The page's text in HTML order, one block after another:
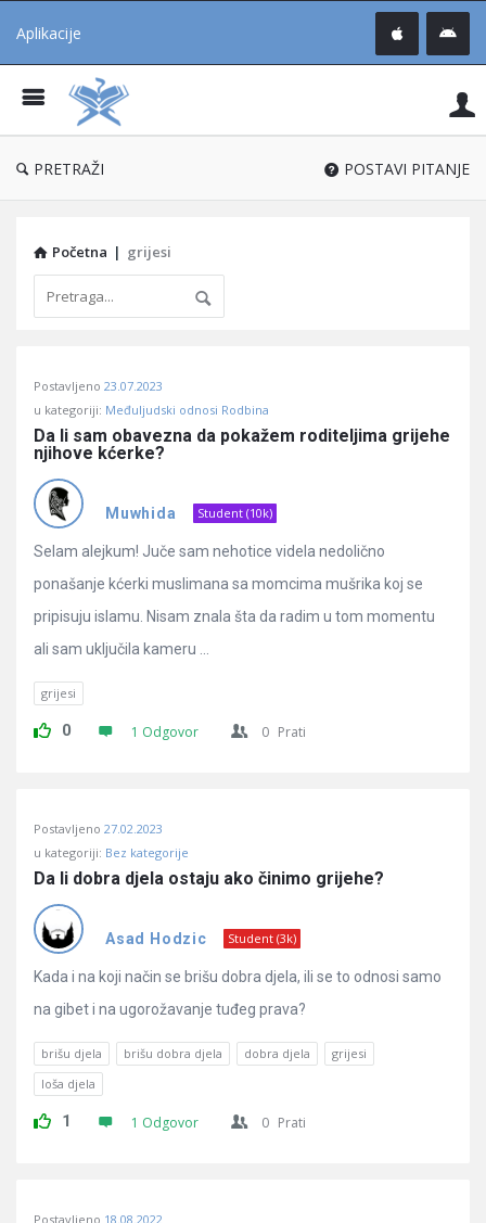
Aplikacije
®
PRETRAŽI POSTAVI PITANJE
Početna | grijesi
Učene
Latest
Pitanja
Postavljeno 23.07.2023
u kategoriji: Međuljudski odnosi Rodbina
Da li sam obavezna da pokažem roditeljima grijehe
njihove kćerke?
Muwhida Student (10k)
Selam alejkum! Juče sam nehotice videla nedolično
ponašanje kćerki muslimana sa momcima mušrika koj se
pripisuju islamu. Nisam znala šta da radim u tom momentu
ali sam uključila kameru ...
grijesi
0 1 Odgovor 0 Prati
Postavljeno 27.02.2023
u kategoriji: Bez kategorije
Da li dobra djela ostaju ako činimo grijehe?
Asad Hodzic Student (3k)
Kada i na koji način se brišu dobra djela, ili se to odnosi samo
na gibet i na ugorožavanje tuđeg prava?
brišu djela brišu dobra djela dobra djela
grijesi
loša djela
1 1 Odgovor 0 Prati
Postavljeno 18.08.2022